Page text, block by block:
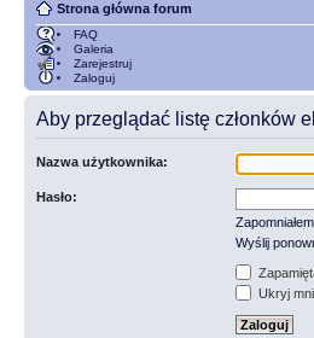
Strona główna forum
FAQ
Galeria
Zarejestruj
Zaloguj
Aby przeglądać listę członków
Nazwa użytkownika:
Hasło:
Wyślij
Ukryj